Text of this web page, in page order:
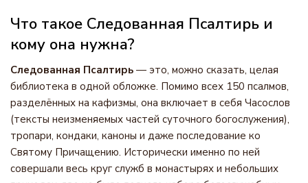
Что такое Следованная Псалтирь и
кому она нужна?
Следованная Псалтирь — это, можно сказать, целая
библиотека в одной обложке. Помимо всех 150 псалмов,
разделённых на кафизмы, она включает в себя Часослов
(тексты неизменяемых частей суточного богослужения),
тропари, кондаки, каноны и даже последование ко
Святому Причащению. Исторически именно по ней
совершали весь круг служб в монастырях и небольших